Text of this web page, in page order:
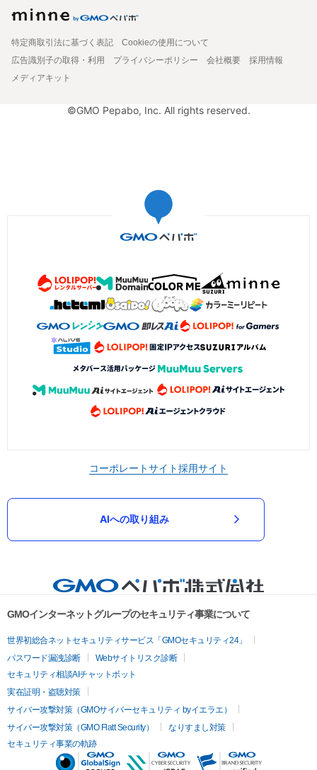
特定商取引法に基づく表記
Cookieの使用について
広告識別子の取得・利用
プライバシーポリシー 会社概要
採用情報
メディアキット
©GMO Pepabo, Inc. All rights reserved.
コーポレートサイト採用サイト
AIへの取り組み
GMOインターネットグループのセキュリティ事業について
世界初総合ネットセキュリティサービス「GMOセキュリティ24」
パスワード漏洩診断
Webサイトリスク診断
セキュリティ相談AIチャットボット
実在証明・盗聴対策
サイバー攻撃対策（GMOサイバーセキュリティ byイエラエ）
サイバー攻撃対策（GMO Flatt Security）
なりすまし対策
セキュリティ事業の軌跡